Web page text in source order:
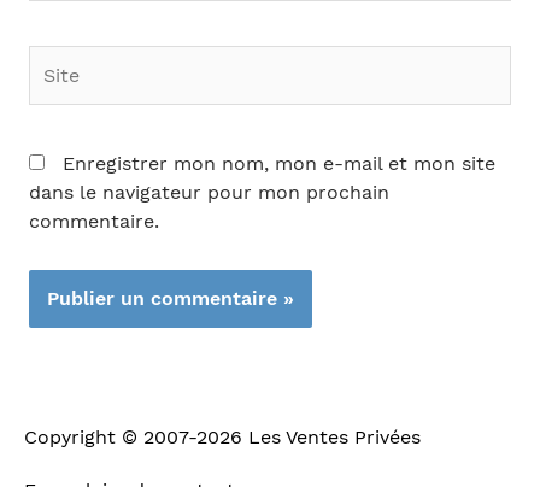
Enregistrer mon nom, mon e-mail et mon site
dans le navigateur pour mon prochain
commentaire.
Copyright © 2007-2026 Les Ventes Privées